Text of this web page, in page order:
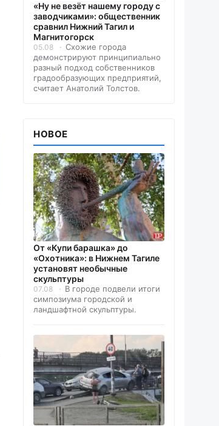
«Ну не везёт нашему городу с
заводчиками»: общественник
сравнил Нижний Тагил и
Магнитогорск
05.08
Схожие города
демонстрируют принципиально
разный подход собственников
градообразующих предприятий,
считает Анатолий Толстов.
НОВОЕ
От «Купи барашка» до
«Охотника»: в Нижнем Тагиле
установят необычные
скульптуры
07.08
В городе подвели итоги
симпозиума городской и
ландшафтной скульптуры.